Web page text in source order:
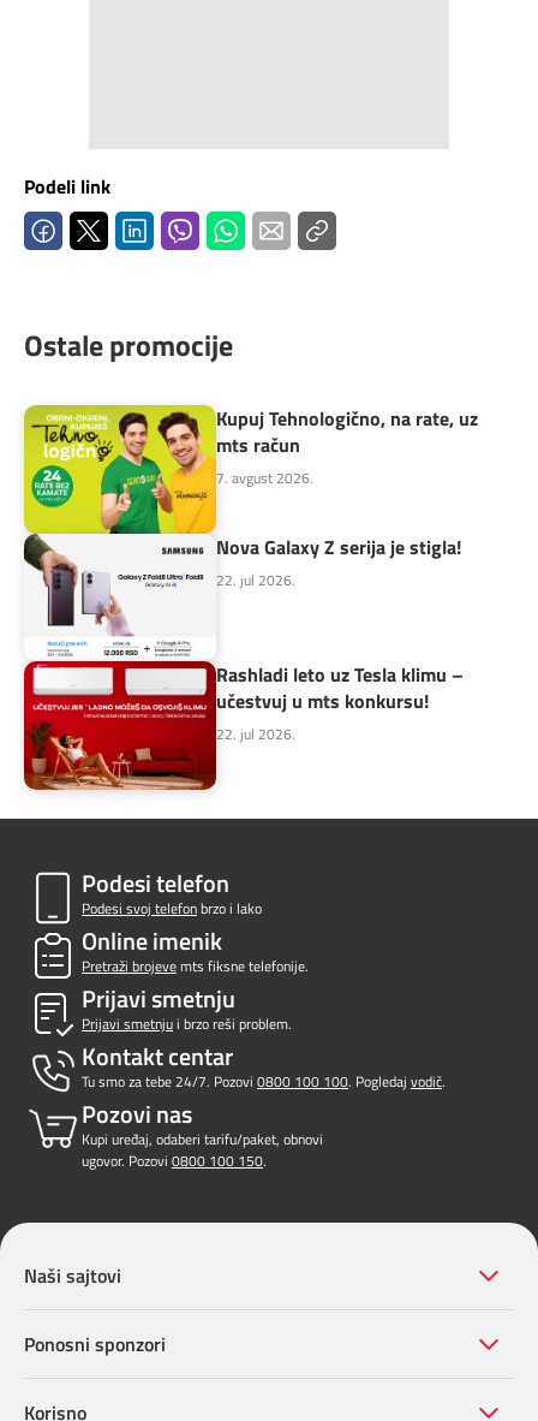
Podeli link
Ostale promocije
Kupuj Tehnologično, na rate, uz
mts račun
7. avgust 2026.
Nova Galaxy Z serija je stigla!
22. jul 2026.
Rashladi leto uz Tesla klimu –
učestvuj u mts konkursu!
22. jul 2026.
Podesi telefon
Podesi svoj telefonbrzo i lako
Online imenik
Pretraži brojevemts fiksne telefonije.
Prijavi smetnju
Prijavi smetnjui brzo reši problem.
Kontakt centar
Tu smo za tebe 24/7. Pozovi 0800 100 100. Pogledaj vodič.
Pozovi nas
Kupi uređaj, odaberi tarifu/paket, obnovi
ugovor. Pozovi 0800 100 150.
Naši sajtovi
Ponosni sponzori
Korisno